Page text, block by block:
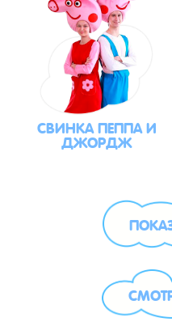
СВИНКА ПЕППА И
ДЖОРДЖ